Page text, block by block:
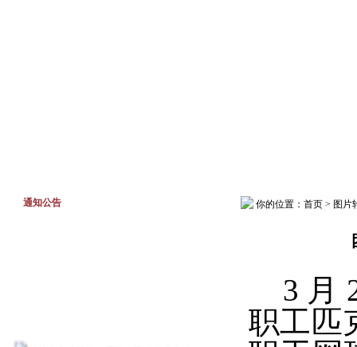
通知公告
廊坊师范学院第四届教职工代表大会第一...
你的位置： 首页 > 图片
3 月
职工匹